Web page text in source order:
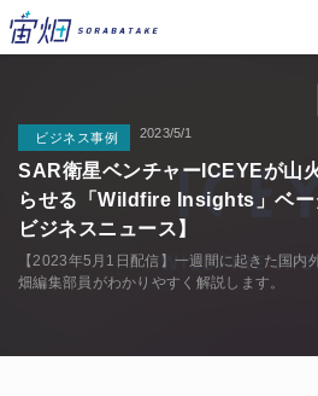
ビジネス事例 2023/5/1
SAR衛星ベンチャーICEYEが山
らせる「Wildfire Insights」ベー
ビジネスニュース】
【2023年5月1日配信】一週間に起きた国内
畑編集部員がわかりやすく解説します。